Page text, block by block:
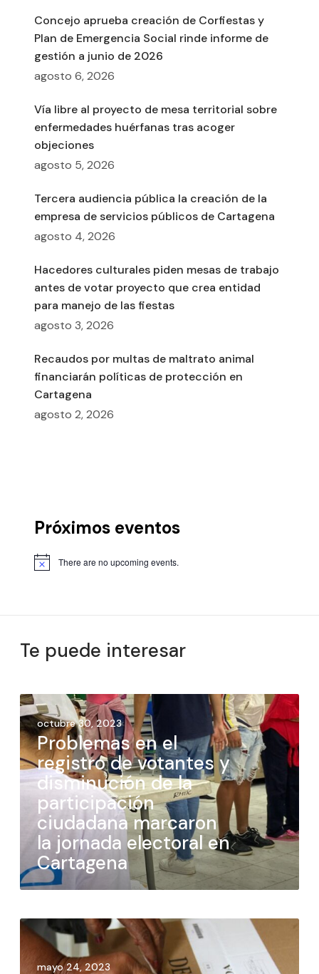
Concejo aprueba creación de Corfiestas y
Plan de Emergencia Social rinde informe de
gestión a junio de 2026
agosto 6, 2026
Vía libre al proyecto de mesa territorial sobre
enfermedades huérfanas tras acoger
objeciones
agosto 5, 2026
Tercera audiencia pública la creación de la
empresa de servicios públicos de Cartagena
agosto 4, 2026
Hacedores culturales piden mesas de trabajo
antes de votar proyecto que crea entidad
para manejo de las fiestas
agosto 3, 2026
Recaudos por multas de maltrato animal
financiarán políticas de protección en
Cartagena
agosto 2, 2026
Próximos eventos
There are no upcoming events.
Te puede interesar
octubre 30, 2023
Problemas en el
registro de votantes y
disminución de la
participación
ciudadana marcaron
la jornada electoral en
Cartagena
mayo 24, 2023